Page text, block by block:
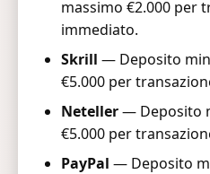
massimo €2.000 per
immediato.
Skrill — Deposito
€5.000 per
Neteller— Deposito
€5.000 per
PayPal — Deposito